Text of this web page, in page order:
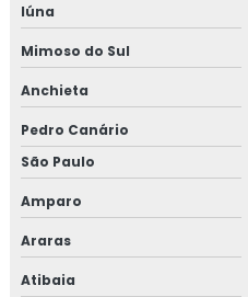
Iúna
Mimoso do Sul
Anchieta
Pedro Canário
São Paulo
Amparo
Araras
Atibaia